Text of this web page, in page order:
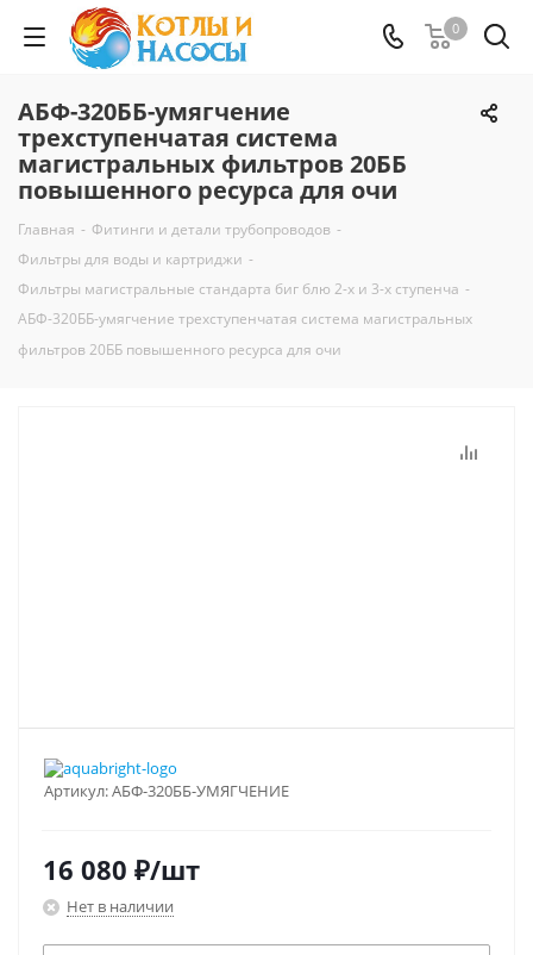
0
АБФ-320ББ-умягчение
трехступенчатая система
магистральных фильтров 20ББ
повышенного ресурса для очи
Главная - Фитинги и детали трубопроводов -
Фильтры для воды и картриджи -
Фильтры магистральные стандарта биг блю 2-х и 3-х ступенча -
АБФ-320ББ-умягчение трехступенчатая система магистральных
фильтров 20ББ повышенного ресурса для очи
Артикул:АБФ-320ББ-УМЯГЧЕНИЕ
16 080 ₽/шт
Нет в наличии